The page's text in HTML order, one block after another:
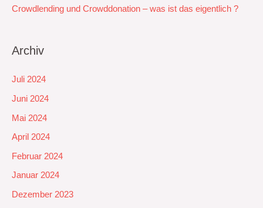
Crowdlending und Crowddonation – was ist das eigentlich ?
Archiv
Juli 2024
Juni 2024
Mai 2024
April 2024
Februar 2024
Januar 2024
Dezember 2023